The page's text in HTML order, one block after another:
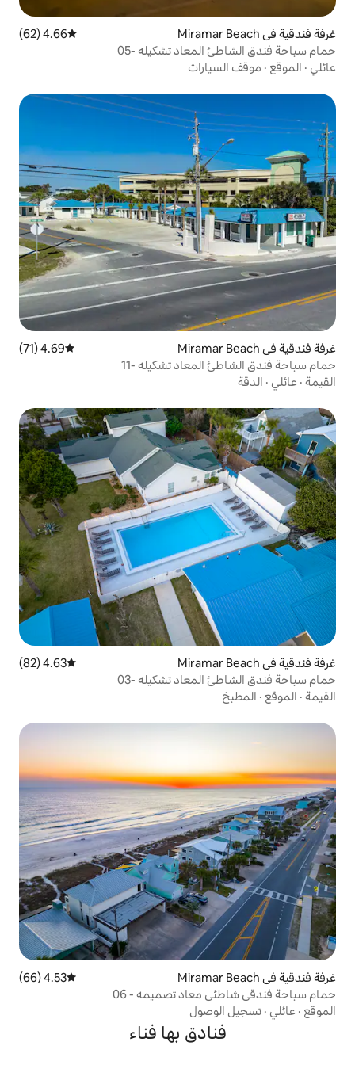
متوسط التقييم 4.66 من 5، 62 مراجعات
4.66 (62)
تشكيله -05
متوسط التقييم 4.69 من 5، 71 مراجعات
4.69 (71)
تشكيله -11
متوسط التقييم 4.63 من 5، 82 مراجعات
4.63 (82)
تشكيله -03
متوسط التقييم 4.53 من 5، 66 مراجعات
4.53 (66)
معاد تصميمه - 06